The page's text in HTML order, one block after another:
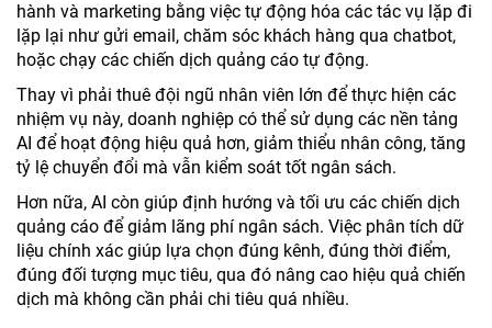
hành và marketing bằng việc tự động hóa các tác vụ lặp đi
lặp lại như gửi email, chăm sóc khách hàng qua chatbot,
hoặc chạy các chiến dịch quảng cáo tự động.
Thay vì phải thuê đội ngũ nhân viên lớn để thực hiện các
nhiệm vụ này, doanh nghiệp có thể sử dụng các nền tảng
AI để hoạt động hiệu quả hơn, giảm thiểu nhân công, tăng
tỷ lệ chuyển đổi mà vẫn kiểm soát tốt ngân sách.
Hơn nữa, AI còn giúp định hướng và tối ưu các chiến dịch
quảng cáo để giảm lãng phí ngân sách. Việc phân tích dữ
liệu chính xác giúp lựa chọn đúng kênh, đúng thời điểm,
đúng đối tượng mục tiêu, qua đó nâng cao hiệu quả chiến
dịch mà không cần phải chi tiêu quá nhiều.